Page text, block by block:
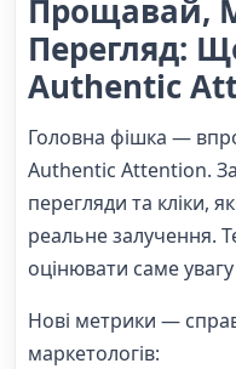
Прощавай,
Перегляд:
Authentic
Головна фішка —
Authentic Attention.
перегляди та кліки,
реальне залучення.
оцінювати саме увагу
Нові метрики —
маркетологів: